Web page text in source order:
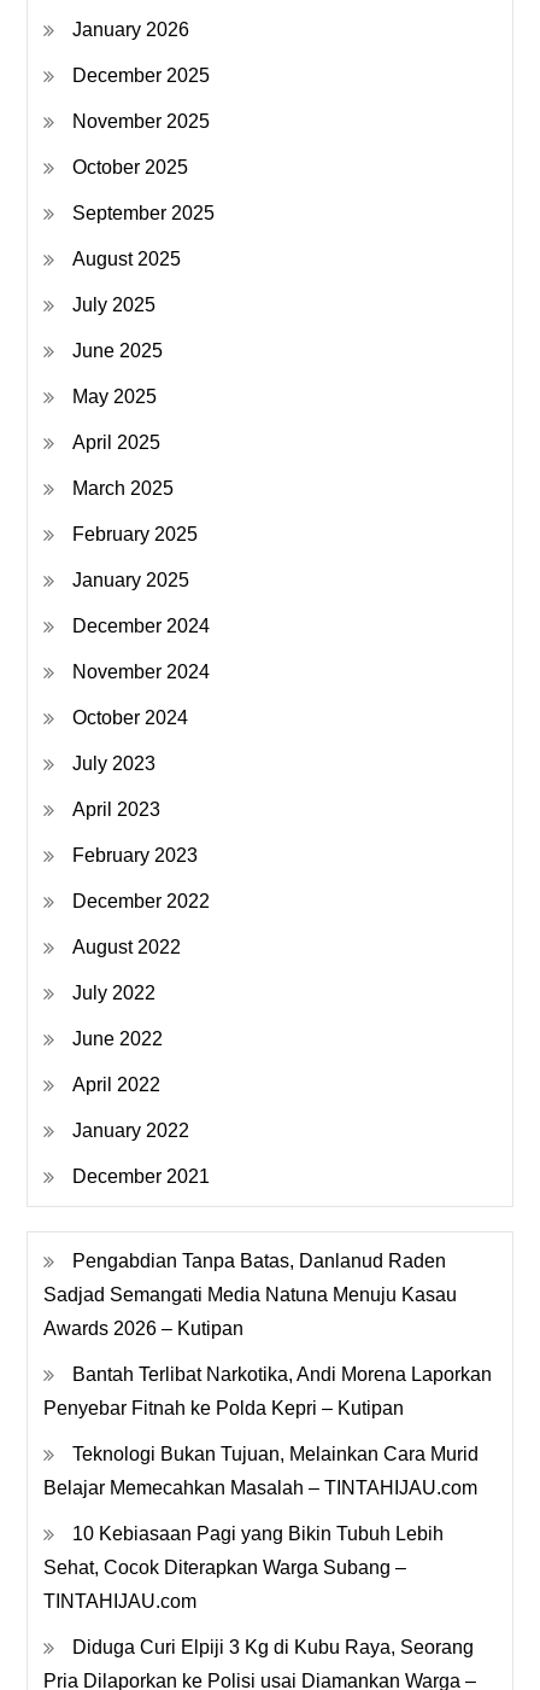
January 2026
December 2025
November 2025
October 2025
September 2025
August 2025
July 2025
June 2025
May 2025
April 2025
March 2025
February 2025
January 2025
December 2024
November 2024
October 2024
July 2023
April 2023
February 2023
December 2022
August 2022
July 2022
June 2022
April 2022
January 2022
December 2021
Pengabdian Tanpa Batas, Danlanud Raden
Sadjad Semangati Media Natuna Menuju Kasau
Awards 2026 – Kutipan
Bantah Terlibat Narkotika, Andi Morena Laporkan
Penyebar Fitnah ke Polda Kepri – Kutipan
Teknologi Bukan Tujuan, Melainkan Cara Murid
Belajar Memecahkan Masalah – TINTAHIJAU.com
10 Kebiasaan Pagi yang Bikin Tubuh Lebih
Sehat, Cocok Diterapkan Warga Subang –
TINTAHIJAU.com
Diduga Curi Elpiji 3 Kg di Kubu Raya, Seorang
Pria Dilaporkan ke Polisi usai Diamankan Warga –